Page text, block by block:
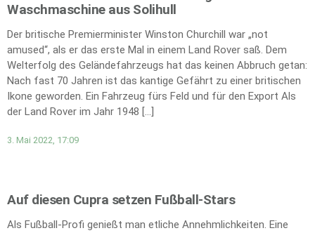
Waschmaschine aus Solihull
Der britische Premierminister Winston Churchill war „not
amused“, als er das erste Mal in einem Land Rover saß. Dem
Welterfolg des Geländefahrzeugs hat das keinen Abbruch getan:
Nach fast 70 Jahren ist das kantige Gefährt zu einer britischen
Ikone geworden. Ein Fahrzeug fürs Feld und für den Export Als
der Land Rover im Jahr 1948 […]
3. Mai 2022, 17:09
Auf diesen Cupra setzen Fußball-Stars
Als Fußball-Profi genießt man etliche Annehmlichkeiten. Eine